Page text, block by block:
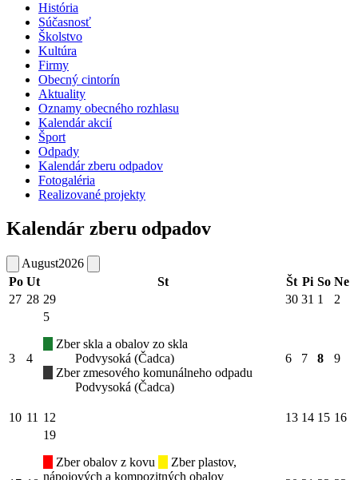
História
Súčasnosť
Školstvo
Kultúra
Firmy
Obecný cintorín
Aktuality
Oznamy obecného rozhlasu
Kalendár akcií
Šport
Odpady
Kalendár zberu odpadov
Fotogaléria
Realizované projekty
Kalendár zberu odpadov
August2026
Po Ut St Št Pi So Ne
27 28 29 30 31 1 2
3 4
5
Zber skla a obalov zo skla
Podvysoká (Čadca)
Zber zmesového komunálneho odpadu
Podvysoká (Čadca)
6 7 8 9
10 11 12 13 14 15 16
19
Zber obalov z kovu
Zber plastov,
nápojových a kompozitných obalov